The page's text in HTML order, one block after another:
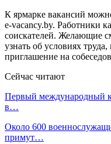
К ярмарке вакансий
e-vacancy.by. Работники
соискателей. Желающие
узнать об условиях
приглашение на
Сейчас читают
Первый международный
в…
Около 600
примут…